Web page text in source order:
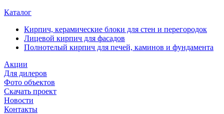
Каталог
Кирпич, керамические блоки для стен и перегородок
Лицевой кирпич для фасадов
Полнотелый кирпич для печей, каминов и фундамента
Акции
Для дилеров
Фото объектов
Скачать проект
Новости
Контакты